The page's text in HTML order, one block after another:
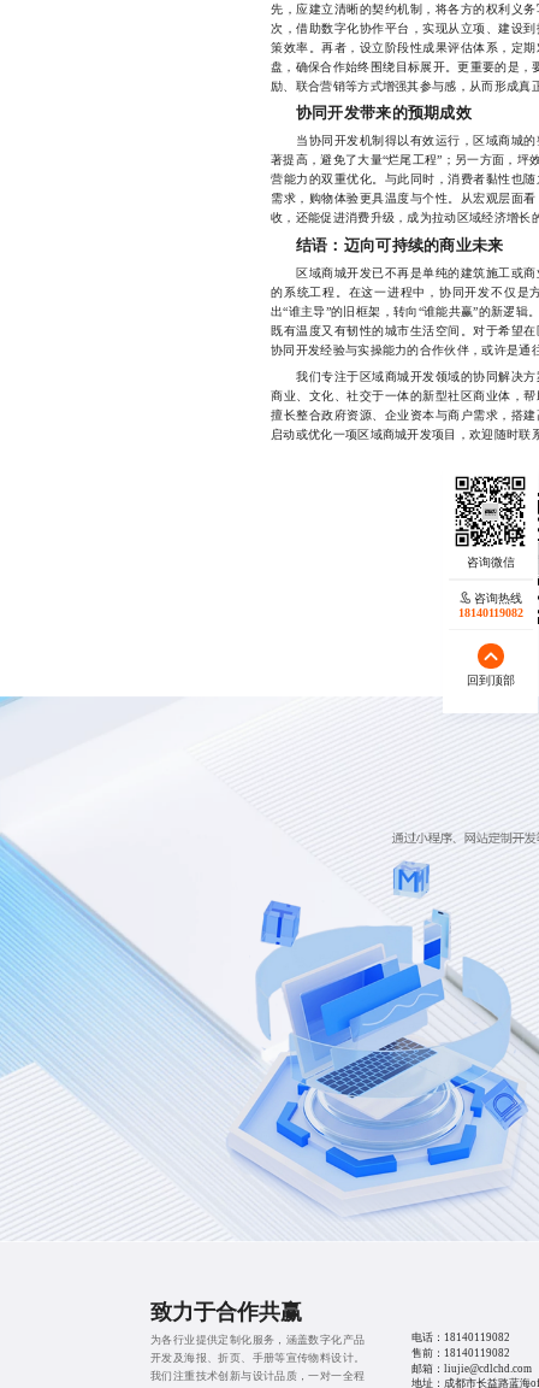
先，应建立清晰的契约机制，将各方的权利义
次，借助数字化协作平台，实现从立项、建设
策效率。再者，设立阶段性成果评估体系，定
盘，确保合作始终围绕目标展开。更重要的是，
励、联合营销等方式增强其参与感，从而形成真
协同开发带来的预期成效
当协同开发机制得以有效运行，区域商城的
著提高，避免了大量“烂尾工程”；另一方面，
营能力的双重优化。与此同时，消费者黏性也
需求，购物体验更具温度与个性。从宏观层面
收，还能促进消费升级，成为拉动区域经济增长
结语：迈向可持续的商业未来
区域商城开发已不再是单纯的建筑施工或商
的系统工程。在这一进程中，协同开发不仅是
出“谁主导”的旧框架，转向“谁能共赢”的新逻
既有温度又有韧性的城市生活空间。对于希望
协同开发经验与实操能力的合作伙伴，或许是通
我们专注于区域商城开发领域的协同解决方
商业、文化、社交于一体的新型社区商业体，
擅长整合政府资源、企业资本与商户需求，搭
启动或优化一项区域商城开发项目，欢迎随时联
咨询热线
18140119082
回到顶部
致力于合作共赢
为各行业提供定制化服务，涵盖数字化产品
开发及海报、折页、手册等宣传物料设计。
我们注重技术创新与设计品质，一对一全程
电话： 18140119082
售前： 18140119082
邮箱：liujie@cdlchd.com
地址：成都市长益路蓝海